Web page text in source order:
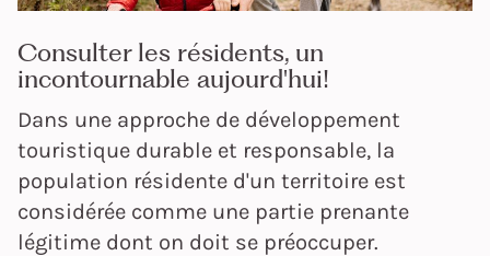
Consulter les résidents, un
incontournable aujourd'hui!
Dans une approche de développement
touristique durable et responsable, la
population résidente d'un territoire est
considérée comme une partie prenante
légitime dont on doit se préoccuper.